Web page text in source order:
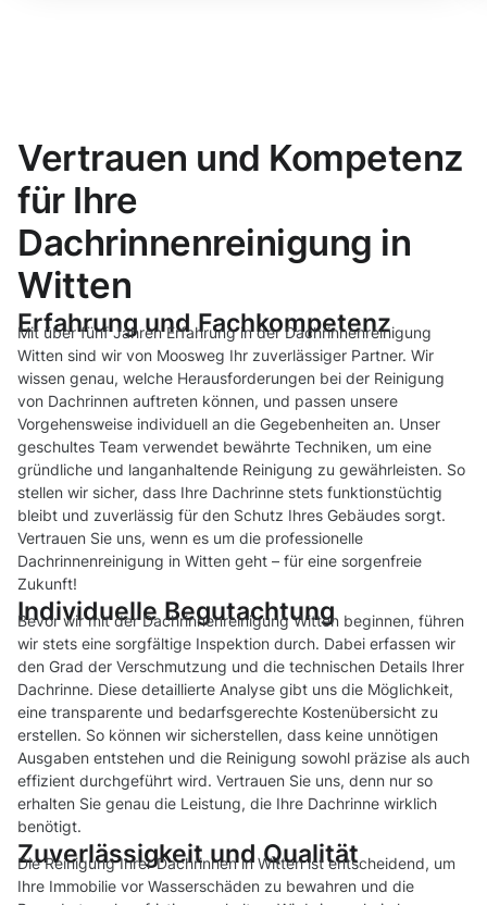
Vertrauen und Kompetenz
für Ihre
Dachrinnenreinigung in
Witten
Erfahrung und Fachkompetenz
Mit über fünf Jahren Erfahrung in der Dachrinnenreinigung
Witten sind wir von Moosweg Ihr zuverlässiger Partner. Wir
wissen genau, welche Herausforderungen bei der Reinigung
von Dachrinnen auftreten können, und passen unsere
Vorgehensweise individuell an die Gegebenheiten an. Unser
geschultes Team verwendet bewährte Techniken, um eine
gründliche und langanhaltende Reinigung zu gewährleisten. So
stellen wir sicher, dass Ihre Dachrinne stets funktionstüchtig
bleibt und zuverlässig für den Schutz Ihres Gebäudes sorgt.
Vertrauen Sie uns, wenn es um die professionelle
Dachrinnenreinigung in Witten geht – für eine sorgenfreie
Zukunft!
Individuelle Begutachtung
Bevor wir mit der Dachrinnenreinigung Witten beginnen, führen
wir stets eine sorgfältige Inspektion durch. Dabei erfassen wir
den Grad der Verschmutzung und die technischen Details Ihrer
Dachrinne. Diese detaillierte Analyse gibt uns die Möglichkeit,
eine transparente und bedarfsgerechte Kostenübersicht zu
erstellen. So können wir sicherstellen, dass keine unnötigen
Ausgaben entstehen und die Reinigung sowohl präzise als auch
effizient durchgeführt wird. Vertrauen Sie uns, denn nur so
erhalten Sie genau die Leistung, die Ihre Dachrinne wirklich
benötigt.
Zuverlässigkeit und Qualität
Die Reinigung Ihrer Dachrinnen in Witten ist entscheidend, um
Ihre Immobilie vor Wasserschäden zu bewahren und die